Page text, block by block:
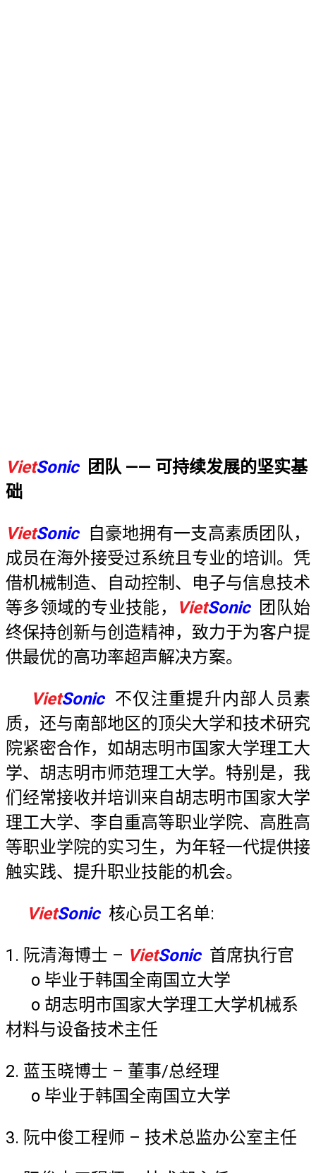
VietSonic 团队 —— 可持续发展的坚实基
础
VietSonic
自豪地拥有一支高素质团队，
成员在海外接受过系统且专业的培训。凭
借机械制造、自动控制、电子与信息技术
等多领域的专业技能，
VietSonic 团队始
终保持创新与创造精神，致力于为客户提
供最优的高功率超声解决方案。
VietSonic 不仅注重提升内部人员素
质，还与南部地区的顶尖大学和技术研究
院紧密合作，如胡志明市国家大学理工大
学、胡志明市师范理工大学。特别是，我
们经常接收并培训来自胡志明市国家大学
理工大学、李自重高等职业学院、高胜高
等职业学院的实习生，为年轻一代提供接
触实践、提升职业技能的机会。
VietSonic 核心员工名单:
1. 阮清海博士 – VietSonic 首席执行官
o 毕业于韩国全南国立大学
o 胡志明市国家大学理工大学机械系
材料与设备技术主任
2. 蓝玉晓博士 – 董事/总经理
o 毕业于韩国全南国立大学
3. 阮中俊工程师 – 技术总监办公室主任